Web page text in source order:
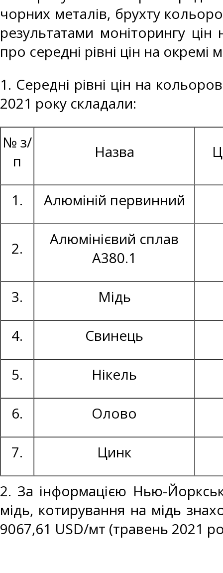
чорних металів, брухту
результатами моніторингу
про середні рівні цін на окремі
1. Середні рівні цін на
2021 року складали:
№ з/
п
Назва
1. Алюміній первинний
2.
Алюмінієвий сплав
А380.1
3. Мідь
4. Свинець
5. Нікель
6. Олово
7. Цинк
2. За інформацією Нью-
мідь, котирування на мідь
9067,61 USD/мт (травень 2021